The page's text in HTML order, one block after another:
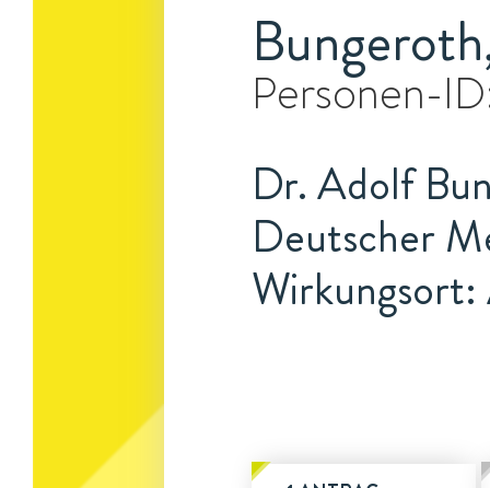
Personen-
Dr. Adolf
Deutscher
Wirkungsort: